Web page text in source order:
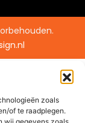
zoals
of te raadplegen.